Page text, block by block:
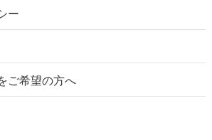
ー
ご希望の方へ